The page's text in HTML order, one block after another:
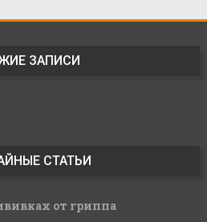
ЗАПИСИ
СТАТЬИ
от гриппа